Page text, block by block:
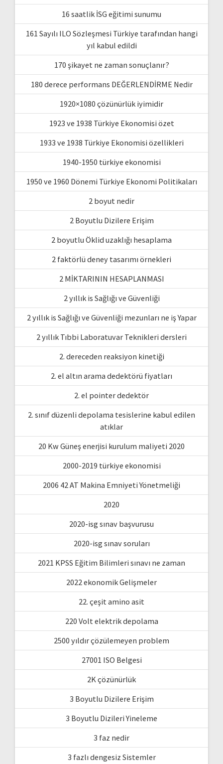
16 saatlik İSG eğitimi sunumu
161 Sayılı ILO Sözleşmesi Türkiye tarafından hangi
yıl kabul edildi
170 şikayet ne zaman sonuçlanır?
180 derece performans DEĞERLENDİRME Nedir
1920×1080 çözünürlük iyimidir
1923 ve 1938 Türkiye Ekonomisi özet
1933 ve 1938 Türkiye Ekonomisi özellikleri
1940-1950 türkiye ekonomisi
1950 ve 1960 Dönemi Türkiye Ekonomi Politikaları
2 boyut nedir
2 Boyutlu Dizilere Erişim
2 boyutlu Öklid uzaklığı hesaplama
2 faktörlü deney tasarımı örnekleri
2 MİKTARININ HESAPLANMASI
2 yıllık is Sağlığı ve Güvenliği
2 yıllık is Sağlığı ve Güvenliği mezunları ne iş Yapar
2 yıllık Tıbbi Laboratuvar Teknikleri dersleri
2. dereceden reaksiyon kinetiği
2. el altın arama dedektörü fiyatları
2. el pointer dedektör
2. sınıf düzenli depolama tesislerine kabul edilen
atıklar
20 Kw Güneş enerjisi kurulum maliyeti 2020
2000-2019 türkiye ekonomisi
2006 42 AT Makina Emniyeti Yönetmeliği
2020
2020-isg sınav başvurusu
2020-isg sınav soruları
2021 KPSS Eğitim Bilimleri sınavı ne zaman
2022 ekonomik Gelişmeler
22. çeşit amino asit
220 Volt elektrik depolama
2500 yıldır çözülemeyen problem
27001 ISO Belgesi
2K çözünürlük
3 Boyutlu Dizilere Erişim
3 Boyutlu Dizileri Yineleme
3 faz nedir
3 fazlı dengesiz Sistemler